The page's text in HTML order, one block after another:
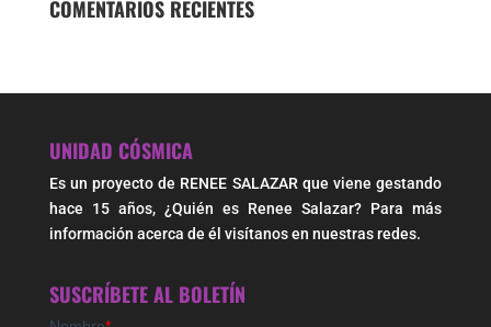
COMENTARIOS RECIENTES
UNIDAD CÓSMICA
Es un proyecto de RENEE SALAZAR que viene gestando
hace 15 años, ¿Quién es Renee Salazar? Para más
información acerca de él visítanos en nuestras redes.
SUSCRÍBETE AL BOLETÍN